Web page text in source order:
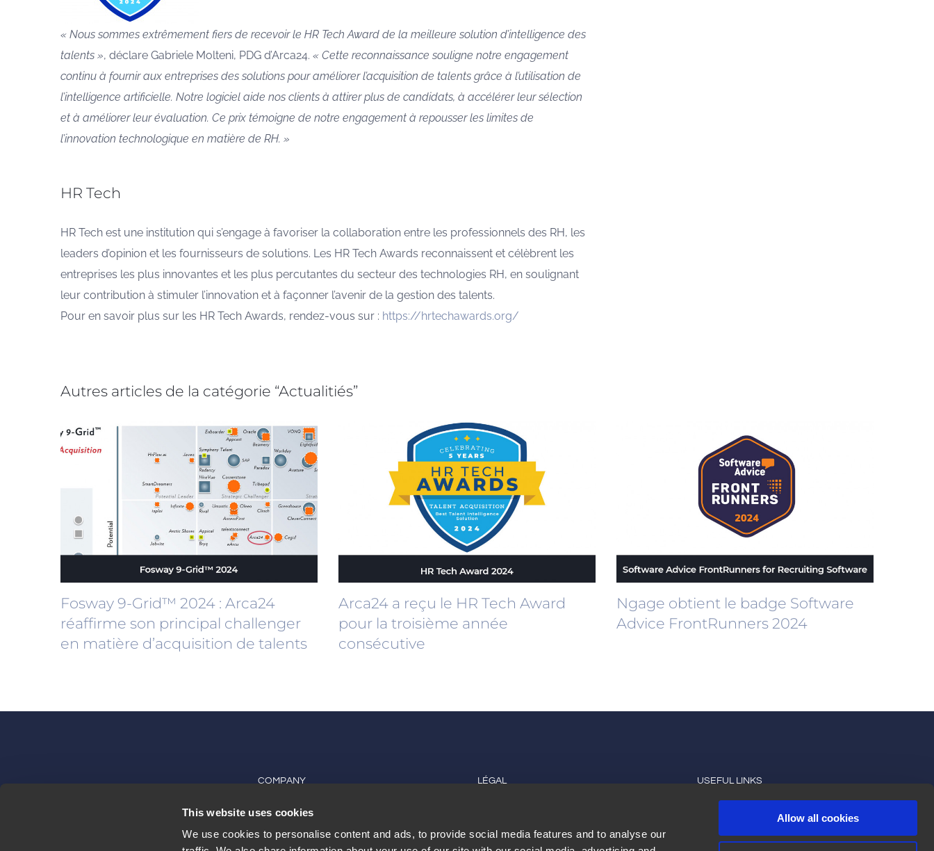
This website uses cookies
We use cookies to personalise content and ads, to provide social media features and to analyse our
Allow all cookies
« Nous sommes extrêmement fiers de recevoir le HR Tech Award de la meilleure solution d’intelligence des
talents », déclare Gabriele Molteni, PDG d’Arca24. « Cette reconnaissance souligne notre engagement
continu à fournir aux entreprises des solutions pour améliorer l’acquisition de talents grâce à l’utilisation de
l’intelligence artificielle. Notre logiciel aide nos clients à attirer plus de candidats, à accélérer leur sélection
et à améliorer leur évaluation. Ce prix témoigne de notre engagement à repousser les limites de
l’innovation technologique en matière de RH. »
HR Tech
HR Tech est une institution qui s’engage à favoriser la collaboration entre les professionnels des RH, les
leaders d’opinion et les fournisseurs de solutions. Les HR Tech Awards reconnaissent et célèbrent les
entreprises les plus innovantes et les plus percutantes du secteur des technologies RH, en soulignant
leur contribution à stimuler l’innovation et à façonner l’avenir de la gestion des talents.
Pour en savoir plus sur les HR Tech Awards, rendez-vous sur : https://hrtechawards.org/
Autres articles de la catégorie “Actualitiés”
Fosway 9-Grid™ 2024 : Arca24
réaffirme son principal challenger
en matière d’acquisition de talents
Arca24 a reçu le HR Tech Award
pour la troisième année
consécutive
Ngage obtient le badge Software
Advice FrontRunners 2024
COMPANY
À propos de nous
Travailler avec nous
LÉGAL
Politique de qualité
USEFUL LINKS
Tutoriels sur les produits